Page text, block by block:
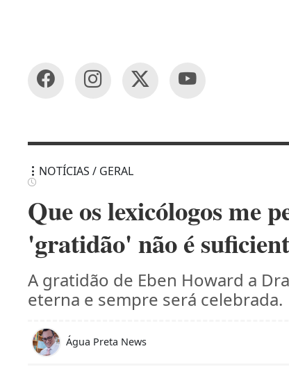
NOTÍCIAS / GERAL
Que os lexicólogos me
'gratidão' não é
A gratidão de Eben Howard a
eterna e sempre será celebrada.
Água Preta News